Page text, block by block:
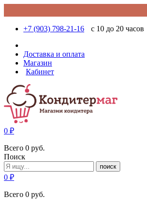
+7 (903) 798-21-16 с 10 до 20 часов
Доставка и оплата
Магазин
Кабинет
0 ₽
Всего 0 руб.
Поиск
поиск
0 ₽
Всего 0 руб.